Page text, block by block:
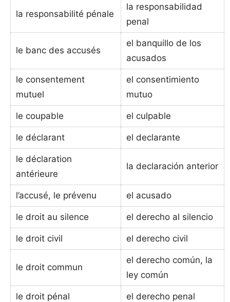
la responsabilité pénale
la responsabilidad
penal
le banc des accusés
el banquillo de los
acusados
le consentement
mutuel
el consentimiento
mutuo
le coupable el culpable
le déclarant el declarante
le déclaration
antérieure
la declaración anterior
l’accusé, le prévenu el acusado
le droit au silence el derecho al silencio
le droit civil el derecho civil
le droit commun
el derecho común, la
ley común
le droit pénal el derecho penal